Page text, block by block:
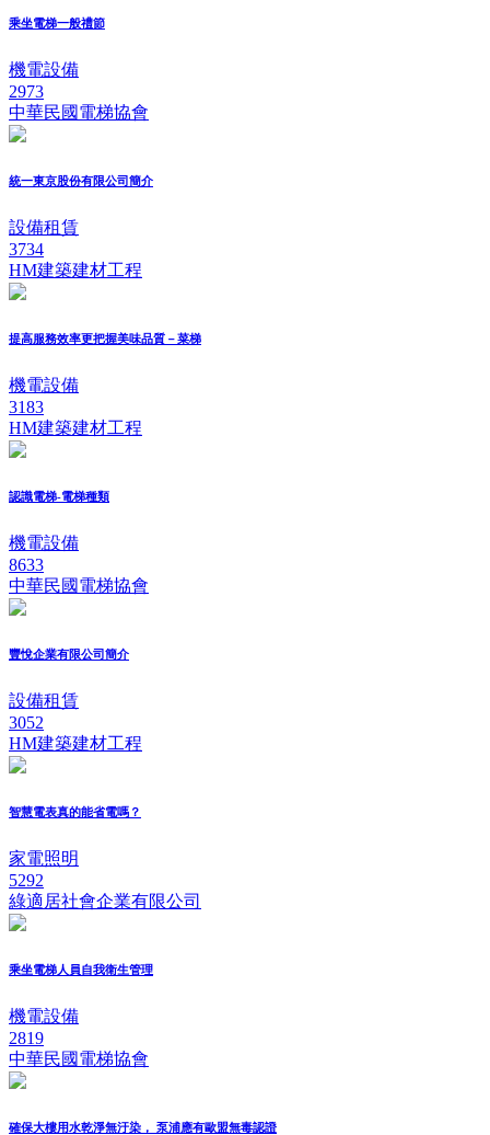
乘坐電梯一般禮節
機電設備
2973
中華民國電梯協會
統一東京股份有限公司簡介
設備租賃
3734
HM建築建材工程
提高服務效率更把握美味品質－菜梯
機電設備
3183
HM建築建材工程
認識電梯-電梯種類
機電設備
8633
中華民國電梯協會
豐悅企業有限公司簡介
設備租賃
3052
HM建築建材工程
智慧電表真的能省電嗎？
家電照明
5292
綠適居社會企業有限公司
乘坐電梯人員自我衛生管理
機電設備
2819
中華民國電梯協會
確保大樓用水乾淨無汙染， 泵浦應有歐盟無毒認證